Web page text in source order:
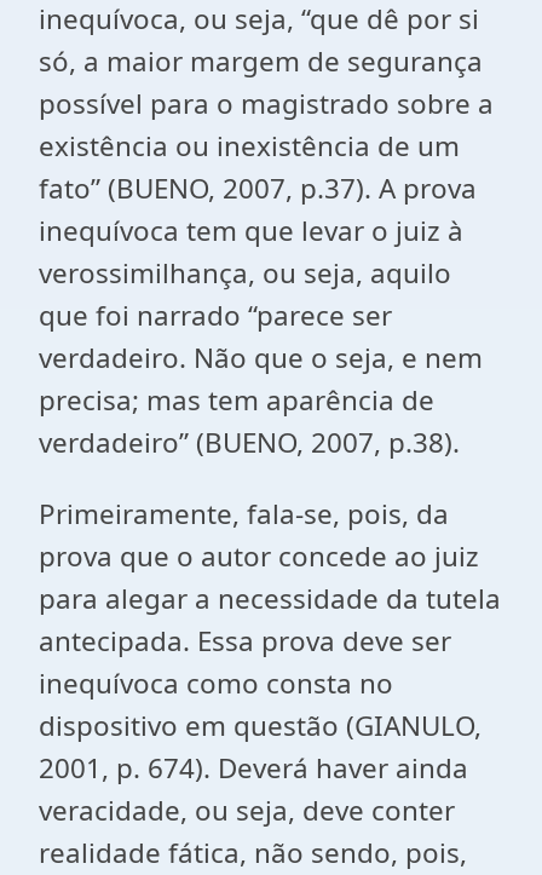
inequívoca, ou seja, “que dê por si
só, a maior margem de segurança
possível para o magistrado sobre a
existência ou inexistência de um
fato” (BUENO, 2007, p.37). A prova
inequívoca tem que levar o juiz à
verossimilhança, ou seja, aquilo
que foi narrado “parece ser
verdadeiro. Não que o seja, e nem
precisa; mas tem aparência de
verdadeiro” (BUENO, 2007, p.38).
Primeiramente, fala-se, pois, da
prova que o autor concede ao juiz
para alegar a necessidade da tutela
antecipada. Essa prova deve ser
inequívoca como consta no
dispositivo em questão (GIANULO,
2001, p. 674). Deverá haver ainda
veracidade, ou seja, deve conter
realidade fática, não sendo, pois,